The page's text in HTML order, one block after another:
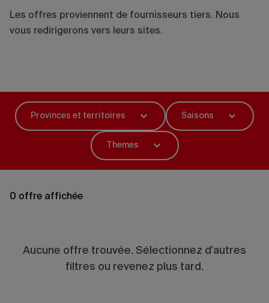
Les offres proviennent de fournisseurs tiers. Nous
vous redirigerons vers leurs sites.
Provinces et territoires Saisons
Themes
0 offre affichée
Aucune offre trouvée. Sélectionnez d'autres
filtres ou revenez plus tard.